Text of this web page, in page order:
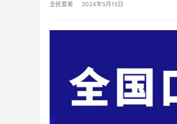
全民爱美 2024年5月15日